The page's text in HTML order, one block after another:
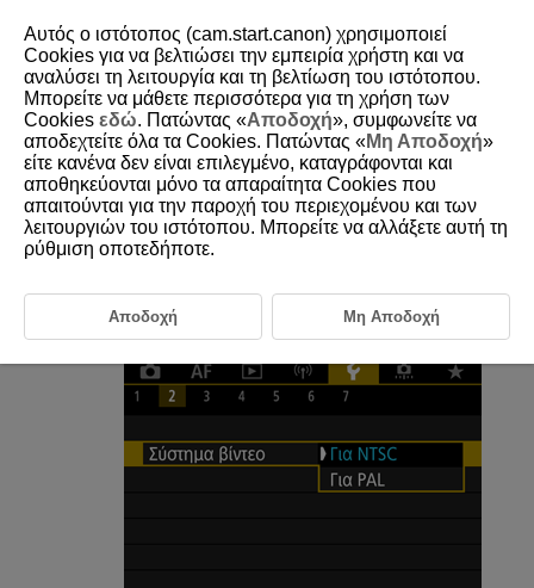
D180-208
Σύστημα βίντεο
Ορίστε το σύστημα βίντεο όποιας τηλεόρασης χρησιμοποιείται για
προβολή. Αυτή η ρύθμιση καθορίζει τους ρυθμούς καρέ που είναι
διαθέσιμοι για την εγγραφή ταινιών.
Επιλέξτε [ ] (
).
Κάντε μια επιλογή.
Αυτός ο ιστότοπος (cam.start.canon) χρησιμοποιεί
Cookies για να βελτιώσει την εμπειρία χρήστη και να
αναλύσει τη λειτουργία και τη βελτίωση του ιστότοπου.
Μπορείτε να μάθετε περισσότερα για τη χρήση των
Cookies εδώ. Πατώντας «Αποδοχή», συμφωνείτε να
αποδεχτείτε όλα τα Cookies. Πατώντας «Μη Αποδοχή»
είτε κανένα δεν είναι επιλεγμένο, καταγράφονται και
αποθηκεύονται μόνο τα απαραίτητα Cookies που
απαιτούνται για την παροχή του περιεχομένου και των
λειτουργιών του ιστότοπου. Μπορείτε να αλλάξετε αυτή τη
ρύθμιση οποτεδήποτε.
Αποδοχή Μη Αποδοχή